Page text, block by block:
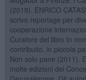
(2019). ENRICO
scrivo reportage per
cooperazione
Curatore del libro In
contribuito, in piccola
Non solo pane (2011).
molte edizioni del